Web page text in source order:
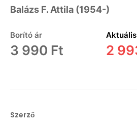
Balázs F. Attila (1954-)
Borító ár
3 990 Ft 2
Szerző